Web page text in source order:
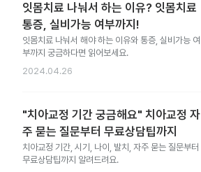
잇몸치료 나눠서 하는 이유? 잇몸치료
통증, 실비가능 여부까지!
잇몸치료 나눠서 해야 하는 이유와 통증, 실비가능 여
부까지 궁금하다면 읽어보세요.
2024.04.26
"치아교정 기간 궁금해요" 치아교정 자
주 묻는 질문부터 무료상담팁까지
치아교정 기간, 시기, 나이, 발치, 자주 묻는 질문부터
무료상담팁까지 알려드려요.